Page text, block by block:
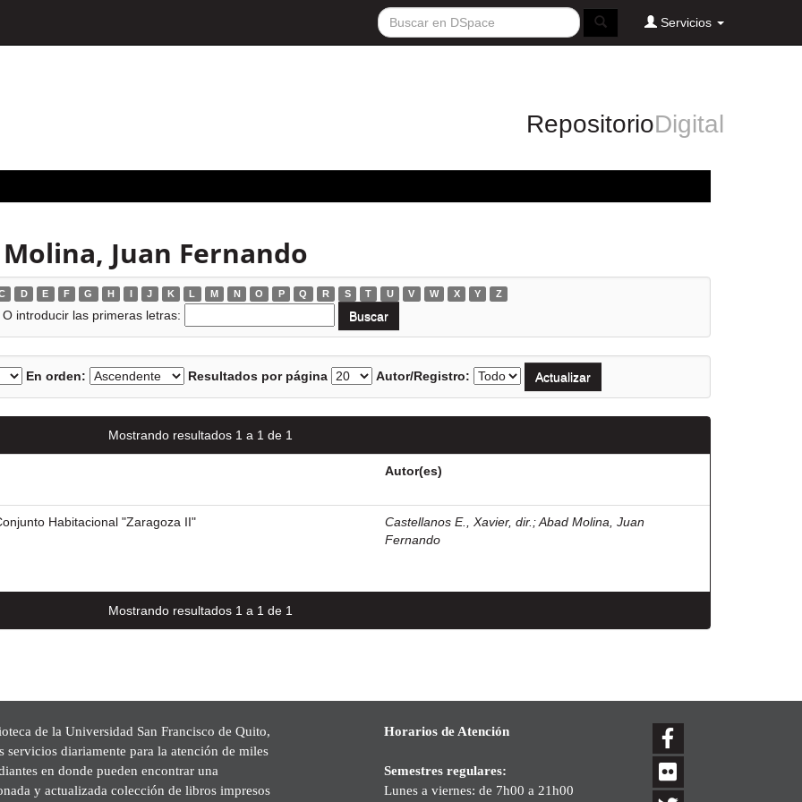
Servicios
RepositorioDigital
Juan Fernando
D E F G H I J K L M N O P Q R S T U V W X Y Z
O introducir las primeras letras:
En orden: Resultados por página Autor/Registro:
Mostrando resultados 1 a 1 de 1
Autor(es)
Habitacional "Zaragoza II" Castellanos E., Xavier, dir. ;Abad Molina, Juan
Fernando
Mostrando resultados 1 a 1 de 1
de la Universidad San Francisco de Quito,
servicios diariamente para la atención de miles
en donde pueden encontrar una
y actualizada colección de libros impresos
Horarios de Atención
Semestres regulares:
Lunes a viernes: de 7h00 a 21h00